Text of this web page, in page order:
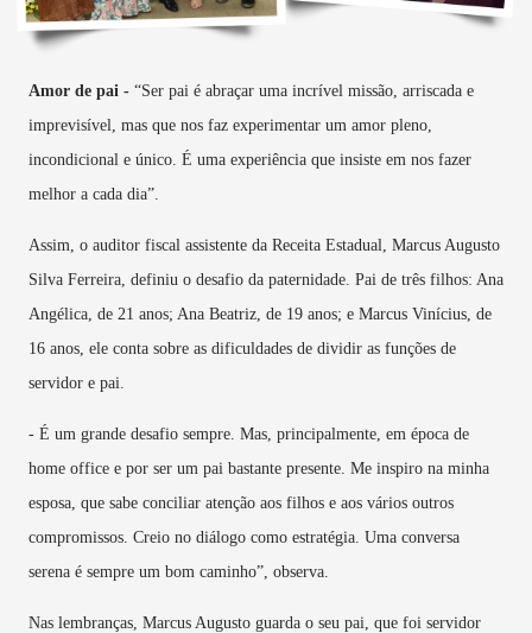
Amor de pai - “Ser pai é abraçar uma incrível missão, arriscada e
imprevisível, mas que nos faz experimentar um amor pleno,
incondicional e único. É uma experiência que insiste em nos fazer
melhor a cada dia”.
Assim, o auditor fiscal assistente da Receita Estadual, Marcus Augusto
Silva Ferreira, definiu o desafio da paternidade. Pai de três filhos: Ana
Angélica, de 21 anos; Ana Beatriz, de 19 anos; e Marcus Vinícius, de
16 anos, ele conta sobre as dificuldades de dividir as funções de
servidor e pai.
- É um grande desafio sempre. Mas, principalmente, em época de
home office e por ser um pai bastante presente. Me inspiro na minha
esposa, que sabe conciliar atenção aos filhos e aos vários outros
compromissos. Creio no diálogo como estratégia. Uma conversa
serena é sempre um bom caminho”, observa.
Nas lembranças, Marcus Augusto guarda o seu pai, que foi servidor